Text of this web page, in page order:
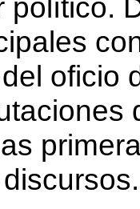
político.
oficio